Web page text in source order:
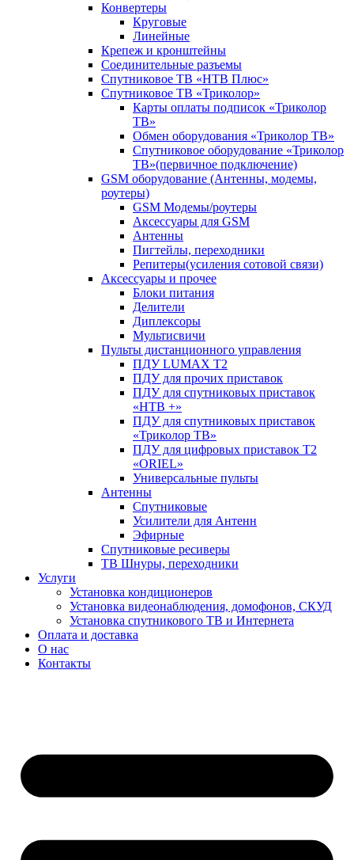
Конвертеры
Круговые
Линейные
Крепеж и кронштейны
Соединительные разъемы
Спутниковое ТВ «НТВ Плюс»
Спутниковое ТВ «Триколор»
Карты оплаты подписок «Триколор
ТВ»
Обмен оборудования «Триколор ТВ»
Спутниковое оборудование «Триколор
ТВ»(первичное подключение)
GSM оборудование (Антенны, модемы,
роутеры)
GSM Модемы/роутеры
Аксессуары для GSM
Антенны
Пигтейлы, переходники
Репитеры(усиления сотовой связи)
Аксессуары и прочее
Блоки питания
Делители
Диплексоры
Мультисвичи
Пульты дистанционного управления
ПДУ LUMAX Т2
ПДУ для прочих приставок
ПДУ для спутниковых приставок
«НТВ +»
ПДУ для спутниковых приставок
«Триколор ТВ»
ПДУ для цифровых приставок Т2
«ORIEL»
Универсальные пульты
Антенны
Спутниковые
Усилители для Антенн
Эфирные
Спутниковые ресиверы
ТВ Шнуры, переходники
Услуги
Установка кондиционеров
Установка видеонаблюдения, домофонов, СКУД
Установка спутникового ТВ и Интернета
Оплата и доставка
О нас
Контакты